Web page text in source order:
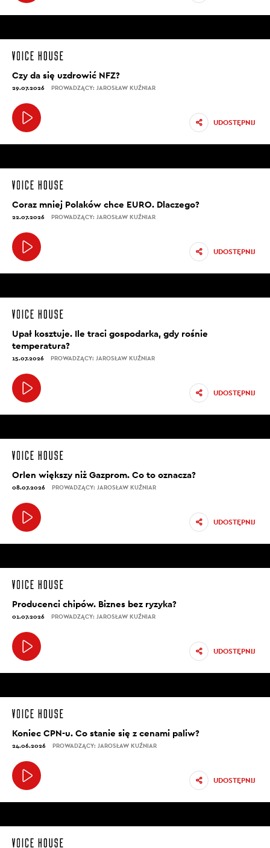
Czy da się uzdrowić NFZ?
29.07.2026 PROWADZĄCY: JAROSŁAW KUŹNIAR
UDOSTĘPNIJ
Coraz mniej Polaków chce EURO. Dlaczego?
22.07.2026 PROWADZĄCY: JAROSŁAW KUŹNIAR
UDOSTĘPNIJ
Upał kosztuje. Ile traci gospodarka, gdy rośnie
temperatura?
15.07.2026 PROWADZĄCY: JAROSŁAW KUŹNIAR
UDOSTĘPNIJ
Orlen większy niż Gazprom. Co to oznacza?
08.07.2026 PROWADZĄCY: JAROSŁAW KUŹNIAR
UDOSTĘPNIJ
Producenci chipów. Biznes bez ryzyka?
01.07.2026 PROWADZĄCY: JAROSŁAW KUŹNIAR
UDOSTĘPNIJ
Koniec CPN-u. Co stanie się z cenami paliw?
24.06.2026 PROWADZĄCY: JAROSŁAW KUŹNIAR
UDOSTĘPNIJ